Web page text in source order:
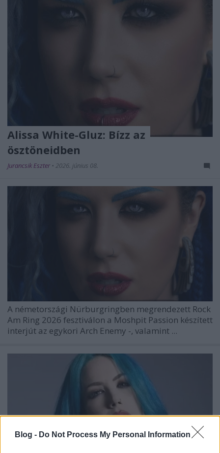
Blog - Do Not Process My Personal Information
Alissa White-Gluz: Bízz az
ösztöneidben
Jurancsik Eszter • 2026. június 08.
A németországi Nürburgringben megrendezett Rock
Am Ring 2026 fesztiválon a Moshpit Passion készített
interjút az egykori Arch Enemy -, valamint ...